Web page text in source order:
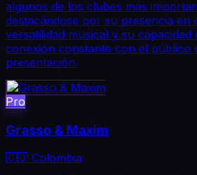
algunos de los clubes más
destacándose por su presencia en
versatilidad musical y su
conexión constante con el público
presentación.
Pro
Grasso & Maxim
🇨🇴 Colombia